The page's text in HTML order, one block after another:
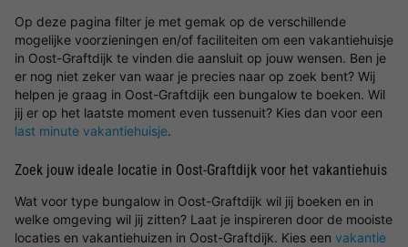
Op deze pagina filter je met gemak op de verschillende
mogelijke voorzieningen en/of faciliteiten om een vakantiehuisje
in Oost-Graftdijk te vinden die aansluit op jouw wensen. Ben je
er nog niet zeker van waar je precies naar op zoek bent? Wij
helpen je graag in Oost-Graftdijk een bungalow te boeken. Wil
jij er op het laatste moment even tussenuit? Kies dan voor een
last minute vakantiehuisje.
Zoek jouw ideale locatie in Oost-Graftdijk voor het vakantiehuis
Wat voor type bungalow in Oost-Graftdijk wil jij boeken en in
welke omgeving wil jij zitten? Laat je inspireren door de mooiste
locaties en vakantiehuizen in Oost-Graftdijk. Kies een vakantie